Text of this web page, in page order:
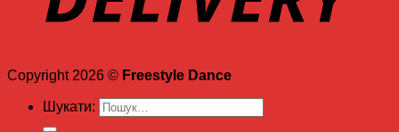
Copyright 2026 © Freestyle Dance
Шукати: